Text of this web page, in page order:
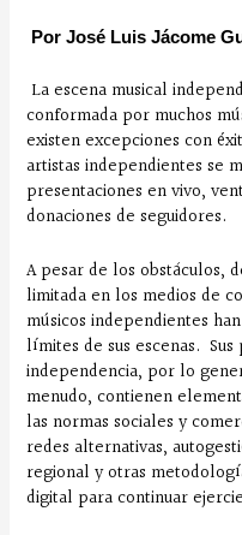
Por José Luis Jácome
La escena musical
conformada por muchos
existen excepciones con
artistas independientes se
presentaciones en vivo,
donaciones de seguidores.
A pesar de los obstáculos,
limitada en los medios de
músicos independientes
límites de sus escenas.
independencia, por lo
menudo, contienen
las normas sociales y
redes alternativas,
regional y otras
digital para continuar